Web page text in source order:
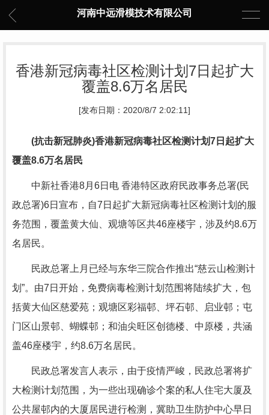
河南中远滑模技术有限公司
香港新冠病毒社区检测计划7日起扩大
覆盖8.6万名居民
[发布日期：2020/8/7 2:02:11]
(抗击新冠肺炎)香港新冠病毒社区检测计划7日起扩大
覆盖8.6万名居民
中新社香港8月6日电 香港特区政府民政事务总署(民
政总署)6日宣布，自7日起扩大新冠病毒社区检测计划的服
务范围，覆盖黄大仙、观塘等区共46座楼宇，涉及约8.6万
名居民。
民政总署上月已经与东华三院合作推出“慈云山检测计
划”。由7日开始，免费病毒检测计划范围将陆续扩大，包
括黄大仙区慈爱苑；观塘区彩福邨、坪石邨、启业邨；屯
门区山景邨、蝴蝶邨；和油尖旺区创德楼、中原楼，共涵
盖46座楼宇，约8.6万名居民。
民政总署发言人表示，由于疫情严峻，民政总署将扩
大检测计划范围，为一些出现确诊个案的私人住宅大厦及
公共屋邨内的大厦居民进行检测，冀助卫生防护中心早日